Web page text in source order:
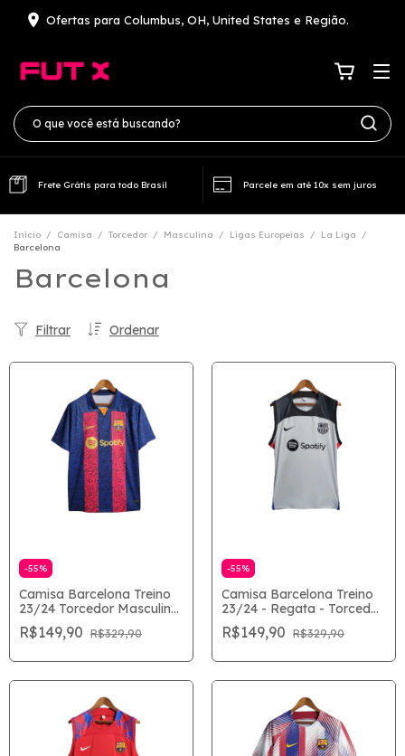
Ofertas para Columbus, OH, United States e Região.
Frete Grátis para todo Brasil Parcele em até 10x sem juros
Início / Camisa / Torcedor / Masculina / Ligas Europeias / La Liga
/
Barcelona
Barcelona
Ordenar
Filtrar
-55%
Camisa Barcelona Treino
23/24 Torcedor Masculina
- Azul e Grená
R$149,90 R$329,90
-55%
Camisa Barcelona Treino
23/24 - Regata - Torcedor
Masculina - Cinza
R$149,90 R$329,90